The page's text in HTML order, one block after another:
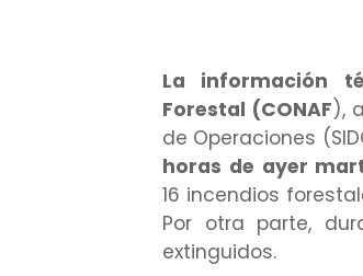
La información
Forestal (CONAF),
de Operaciones
horas de ayer
16 incendios
Por otra parte,
extinguidos.